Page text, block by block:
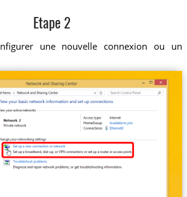
Etape 2
une nouvelle connexion ou un